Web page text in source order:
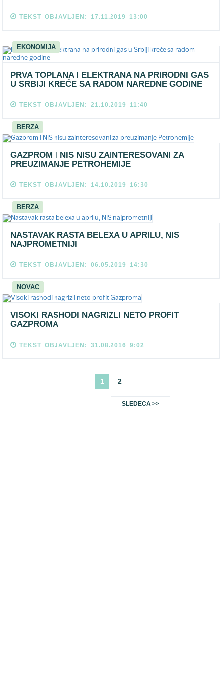
TEKST OBJAVLJEN: 17.11.2019 13:00
EKONOMIJA
PRVA TOPLANA I ELEKTRANA NA PRIRODNI GAS
U SRBIJI KREĆE SA RADOM NAREDNE GODINE
TEKST OBJAVLJEN: 21.10.2019 11:40
BERZA
GAZPROM I NIS NISU ZAINTERESOVANI ZA
PREUZIMANJE PETROHEMIJE
TEKST OBJAVLJEN: 14.10.2019 16:30
BERZA
NASTAVAK RASTA BELEXA U APRILU, NIS
NAJPROMETNIJI
TEKST OBJAVLJEN: 06.05.2019 14:30
NOVAC
VISOKI RASHODI NAGRIZLI NETO PROFIT
GAZPROMA
TEKST OBJAVLJEN: 31.08.2016 9:02
1 2
SLEDECA >>